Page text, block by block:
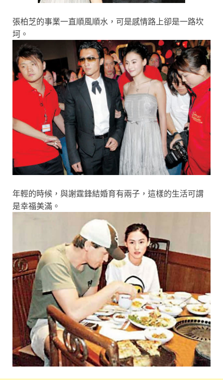
張柏芝的事業一直順風順水，可是感情路上卻是一路坎
坷。
年輕的時候，與謝霆鋒結婚育有兩子，這樣的生活可謂
是幸福美滿。